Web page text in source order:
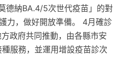
德納BA.4/5次世代疫苗」的對
力，做好開放準備。 4月確診
政府共同推動，由各縣市安
服務，並運用增設疫苗診次